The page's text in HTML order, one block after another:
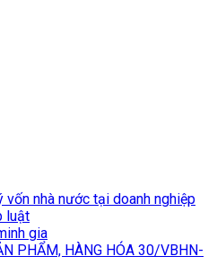
vốn nhà nước tại doanh nghiệp
luật
gia
PHẨM, HÀNG HÓA 30/VBHN-